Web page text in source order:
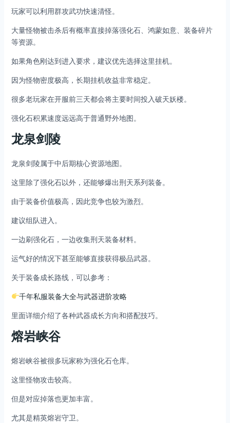
玩家可以利用群攻武功快速清怪。
大量怪物被击杀后有概率直接掉落强化石、鸿蒙如意、装备碎片
等资源。
如果角色刚达到进入要求，建议优先选择这里挂机。
因为怪物密度极高，长期挂机收益非常稳定。
很多老玩家在开服前三天都会将主要时间投入破天妖楼。
强化石积累速度远远高于普通野外地图。
龙泉剑陵
龙泉剑陵属于中后期核心资源地图。
这里除了强化石以外，还能够爆出刑天系列装备。
由于装备价值极高，因此竞争也较为激烈。
建议组队进入。
一边刷强化石，一边收集刑天装备材料。
运气好的情况下甚至能够直接获得极品武器。
关于装备成长路线，可以参考：
千年私服装备大全与武器进阶攻略
里面详细介绍了各种武器成长方向和搭配技巧。
熔岩峡谷
熔岩峡谷被很多玩家称为强化石仓库。
这里怪物攻击较高。
但是对应掉落也更加丰富。
尤其是精英熔岩守卫。